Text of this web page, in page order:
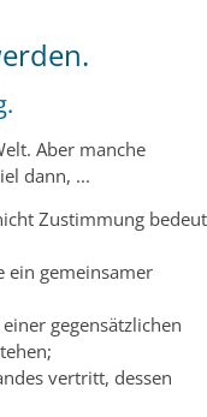
Aber manche
dann, ...
Zustimmung
ein gemeinsamer
gegensätzlichen
vertritt, dessen